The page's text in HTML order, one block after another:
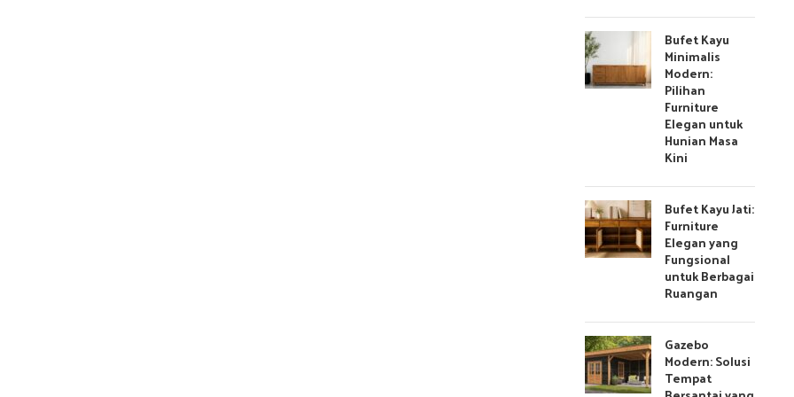
Bufet Kayu
Minimalis
Modern:
Pilihan
Furniture
Elegan untuk
Hunian Masa
Kini
Bufet Kayu Jati:
Furniture
Elegan yang
Fungsional
untuk Berbagai
Ruangan
Gazebo
Modern: Solusi
Tempat